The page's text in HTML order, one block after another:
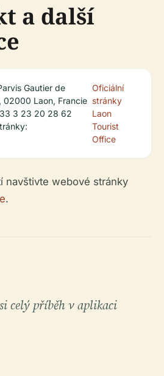
a další
Gautier de
02000 Laon, Francie
3 23 20 28 62
Oficiální
stránky
Laon
Tourist
Office
navštivte webové stránky
.
celý příběh v aplikaci